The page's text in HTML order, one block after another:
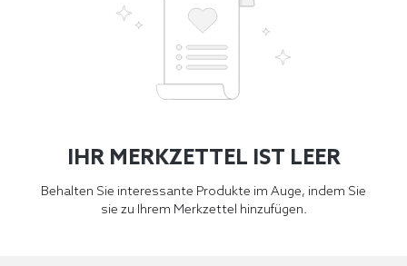
IHR MERKZETTEL IST LEER
Behalten Sie interessante Produkte im Auge, indem Sie
sie zu Ihrem Merkzettel hinzufügen.